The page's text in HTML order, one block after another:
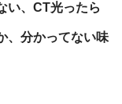
い、CT光ったら
、分かってない味